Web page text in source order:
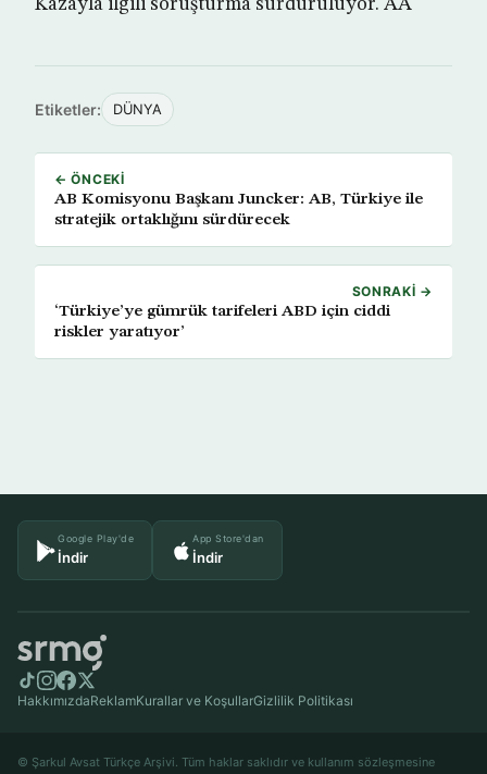
Kazayla ilgili soruşturma sürdürülüyor. AA
Etiketler: DÜNYA
← ÖNCEKI
AB Komisyonu Başkanı Juncker: AB, Türkiye ile
stratejik ortaklığını sürdürecek
SONRAKI →
‘Türkiye’ye gümrük tarifeleri ABD için ciddi
riskler yaratıyor’
Google Play'de
İndir
App Store'dan
İndir
HakkımızdaReklamKurallar ve KoşullarGizlilik Politikası
© Şarkul Avsat Türkçe Arşivi. Tüm haklar saklıdır ve kullanım sözleşmesine